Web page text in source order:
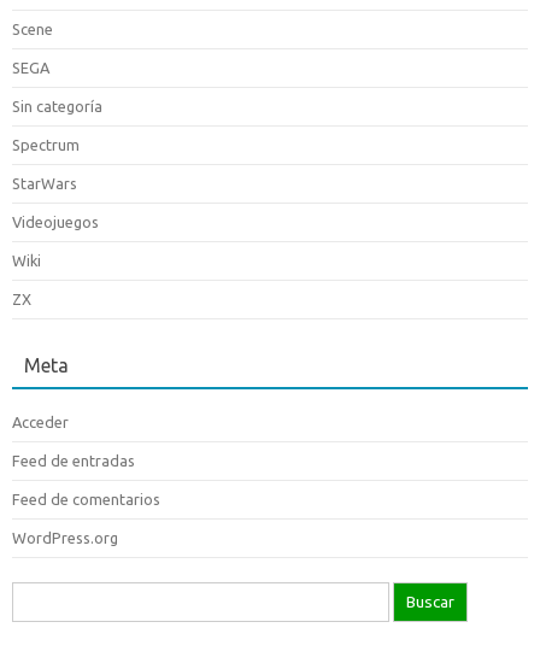
Scene
SEGA
Sin categoría
Spectrum
StarWars
Videojuegos
Wiki
ZX
Meta
Acceder
Feed de entradas
Feed de comentarios
WordPress.org